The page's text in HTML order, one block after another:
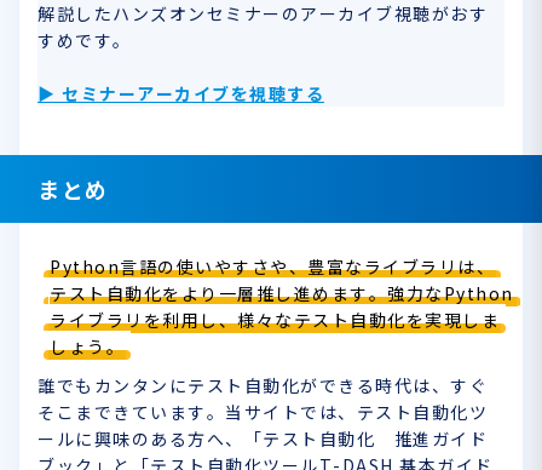
解説したハンズオンセミナーのアーカイブ視聴がおす
すめです。
▶ セミナーアーカイブを視聴する
まとめ
Python言語の使いやすさや、豊富なライブラリは、
テスト自動化をより一層推し進めます。強力なPython
ライブラリを利用し、様々なテスト自動化を実現しま
しょう。
誰でもカンタンにテスト自動化ができる時代は、すぐ
そこまできています。当サイトでは、テスト自動化ツ
ールに興味のある方へ、「テスト自動化 推進ガイド
ブック」と「テスト自動化ツールT-DASH 基本ガイド